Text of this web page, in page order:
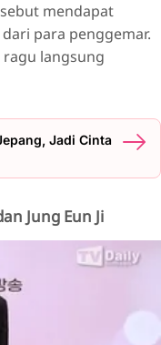
mendapat
para penggemar.
ragu langsung
Jadi Cinta
Jung Eun Ji